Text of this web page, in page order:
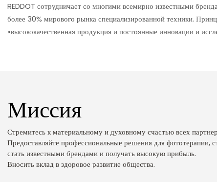
REDDOT сотрудничает со многими всемирно известными
более 30% мирового рынка специализированной техники.
«высококачественная продукция и постоянные инновации и
Миссия
Стремитесь к материальному и духовному счастью всех
Предоставляйте профессиональные решения для фототерапии,
стать известными брендами и получать высокую прибыль.
Вносить вклад в здоровое развитие общества.